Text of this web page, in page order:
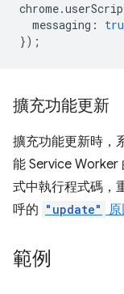
chrome.
messaging :
});
擴充功能更新
擴充功能更新時，
能 Service Worker
式中執行程式碼，
呼的 "update" 原
範例